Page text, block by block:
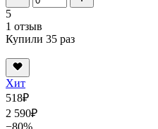
5
1 отзыв
Купили 35 раз
Хит
518₽
2 590₽